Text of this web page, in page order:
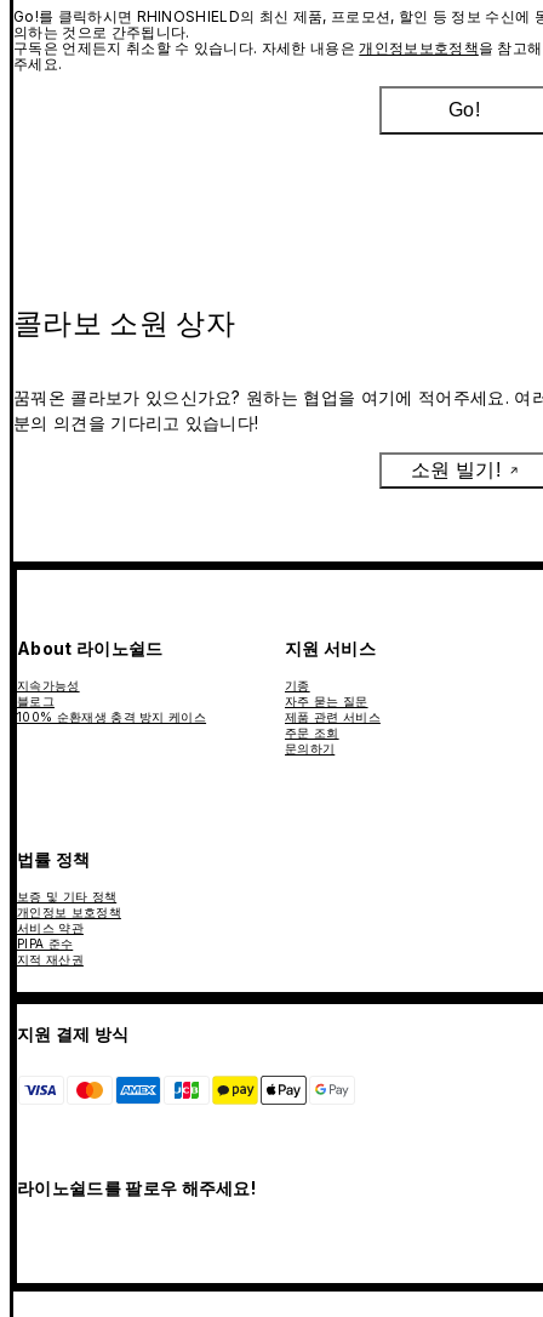
Go!를 클릭하시면 RHINOSHIELD의 최신 제품, 프로모션, 할인 등 정보 수신에
의하는 것으로 간주됩니다.
구독은 언제든지 취소할 수 있습니다. 자세한 내용은 개인정보보호정책을 참고해
주세요.
Go!
콜라보 소원 상자
꿈꿔온 콜라보가 있으신가요? 원하는 협업을 여기에 적어주세요. 여
분의 의견을 기다리고 있습니다!
소원 빌기!
About 라이노쉴드
지속가능성
블로그
100% 순환재생 충격 방지 케이스
지원 서비스
기종
자주 묻는 질문
제품 관련 서비스
주문 조회
문의하기
법률 정책
보증 및 기타 정책
개인정보 보호정책
서비스 약관
PIPA 준수
지적 재산권
지원 결제 방식
라이노쉴드를 팔로우 해주세요!